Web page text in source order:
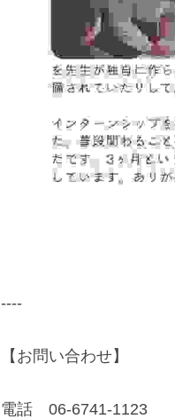
----
【お問い合わせ】
電話　06-6741-1123